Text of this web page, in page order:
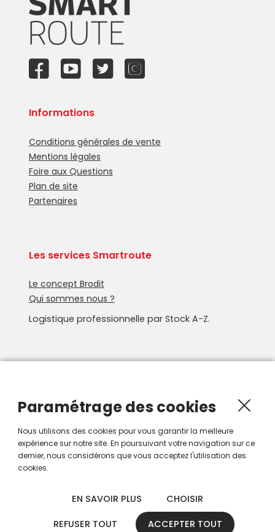
Informations
Conditions générales de vente
Mentions légales
Foire aux Questions
Plan de site
Partenaires
Les services Smartroute
Le concept Brodit
Qui sommes nous ?
Logistique professionnelle par Stock A-Z.
Recevoir les nouveautés Smartroute par e-mail.
Paramétrage des cookies
Nous utilisons des cookies pour vous garantir la meilleure
expérience sur notre site. En poursuivant votre navigation sur ce
dernier, nous considérons que vous acceptez l'utilisation des
cookies.
EN SAVOIR PLUS CHOISIR
REFUSER TOUT ACCEPTER TOUT